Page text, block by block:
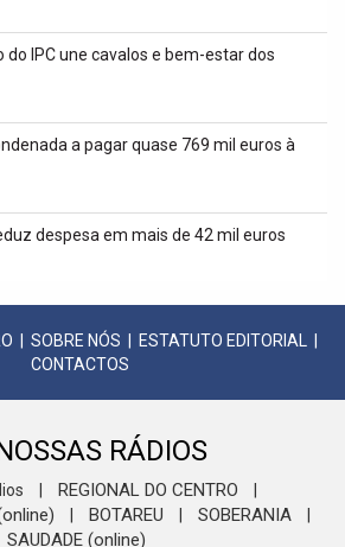
do IPC une cavalos e bem-estar dos
a pagar quase 769 mil euros à
despesa em mais de 42 mil euros
SOBRE NÓS ESTATUTO EDITORIAL
CONTACTOS
RÁDIOS
REGIONAL DO CENTRO
BOTAREU SOBERANIA
SAUDADE (online)